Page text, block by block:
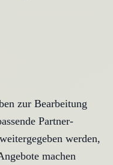
zur Bearbeitung
Partner-
werden,
machen